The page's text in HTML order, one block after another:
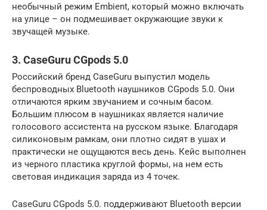
необычный режим Embient, который можно включать
на улице – он подмешивает окружающие звуки к
звучащей музыке.
3. CaseGuru CGpods 5.0
Российский бренд CaseGuru выпустил модель
беспроводных Bluetooth наушников CGpods 5.0. Они
отличаются ярким звучанием и сочным басом.
Большим плюсом в наушниках является наличие
голосового ассистента на русском языке. Благодаря
силиконовым рамкам, они плотно сидят в ушах и
практически не ощущаются весь день. Кейс выполнен
из черного пластика круглой формы, на нем есть
световая индикация заряда из 4 точек.
CaseGuru CGpods 5.0. поддерживают Bluetooth версии